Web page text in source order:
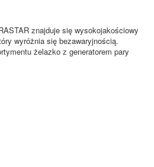
znajduje się wysokojakościowy
wyróżnia się bezawaryjnością.
żelazko z generatorem pary